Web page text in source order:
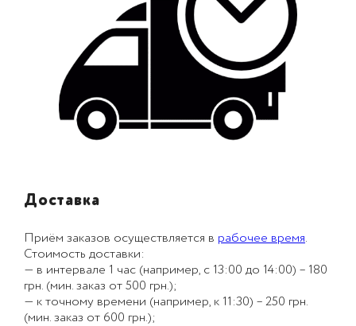
Доставка
Приём заказов осуществляется в рабочее время.
Стоимость доставки:
— в интервале 1 час (например, с 13:00 до 14:00) – 180
грн. (мин. заказ от 500 грн.);
— к точному времени (например, к 11:30) – 250 грн.
(мин. заказ от 600 грн.);